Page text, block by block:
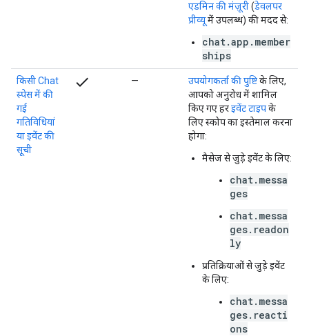
एडमिन की मंज़ूरी(डेवलपर
प्रीव्यूमें उपलब्ध) की मदद से:
chat.app.member
ships
किसी Chat
स्पेस में की
गई
गतिविधियां
या इवेंट की
सूची
check — उपयोगकर्ता की पुष्टिके लिए,
आपको अनुरोध में शामिल
किए गए हरइवेंट टाइपके
लिए स्कोप का इस्तेमाल करना
होगा:
मैसेज से जुड़े इवेंट के लिए:
chat.messa
ges
chat.messa
ges.readon
ly
प्रतिक्रियाओं से जुड़े इवेंट
के लिए:
chat.messa
ges.reacti
ons